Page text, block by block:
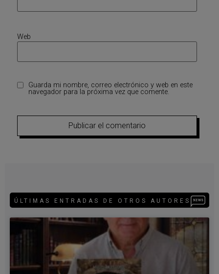
Web
Guarda mi nombre, correo electrónico y web en este
navegador para la próxima vez que comente.
ÚLTIMAS ENTRADAS DE OTROS AUTORES